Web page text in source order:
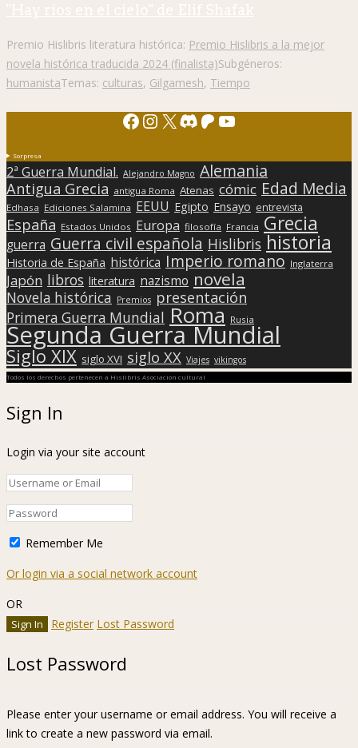
"Hay ríos en el cielo" de Elif Shafak
Premio Hislibris literatura histórica: Premio Hislibris a la mejor
novela histórica traducida 2024 (finalista)Subgéneros:
humanistaTemas: culturas, Gilgamesh, Tiempo
Facebook
Instagram
X Discord
Patreon
YouTube
Sorpresa
2ª Guerra Mundial. Alejandro Magno Alemania
Antigua Grecia antigua Roma Atenas cómic Edad Media
Edhasa Ediciones Salamina EEUU Egipto Ensayo entrevista
España Estados Unidos Europa filosofía Francia Grecia
guerra Guerra civil española Hislibris historia
Historia de España histórica Imperio romano Inglaterra
Japón libros literatura nazismo novela
Novela histórica Premios presentación
Primera Guerra Mundial Roma Rusia
Segunda Guerra Mundial
Siglo XIX siglo XVI siglo XX Viajes vikingos
Todos los derechos pertenecen a Hislibris Asociación cultural
Sign In
Login via your site account
Remember Me
Or login via a social network account
OR
Register Lost Password
Lost Password
Please enter your username or email address. You will receive a
link to create a new password via email.